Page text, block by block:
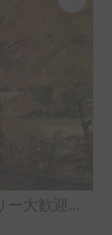
【ペット、初めての方、ファミリー大歓迎】【ヒーター付きの暖かい車内、扱い易い普通乗用車の大きさ、キャンプ用品オプション多数】初心者におすすめハイエース